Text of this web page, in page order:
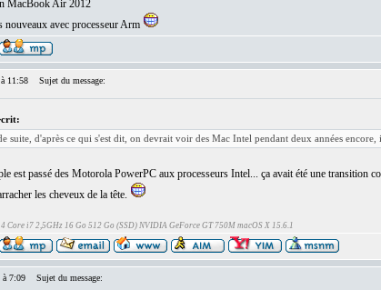
MacBook Air 2012
nouveaux avec processeur Arm
11:58 Sujet du message:
suite, d'après ce qui s'est dit, on devrait voir des Mac Intel pendant deux années
est passé des Motorola PowerPC aux processeurs Intel... ça avait été une transition
les cheveux de la tête.
Core i7 2,5GHz 16 Go 512 Go (SSD) NVIDIA GeForce GT 750M macOS X 15.6.1
7:09 Sujet du message: